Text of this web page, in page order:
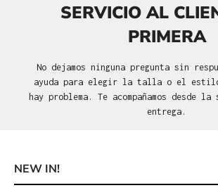
SERVICIO AL
PRIMERA
No dejamos ninguna pregunta sin
ayuda para elegir la talla o el
hay problema. Te acompañamos desde
entrega.
NEW IN!